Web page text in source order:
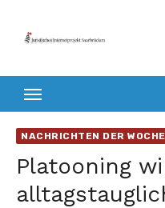
Inhalt
NACHRICHTEN DER WOCHE
Platooning